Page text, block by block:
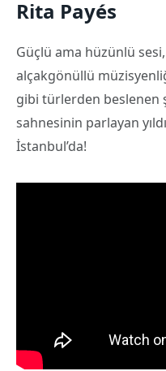
Rita Payés
Güçlü ama hüzünlü
alçakgönüllü
gibi türlerden beslenen
sahnesinin parlayan
İstanbul’da!